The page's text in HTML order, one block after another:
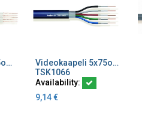
Videokaapeli 5x75ohm RGB liitin 5013179 POISTOHINTA
Add to Cart
Videokaapeli 5x75ohm ø14,7mm²
TSK1066
Availability:
9,14€